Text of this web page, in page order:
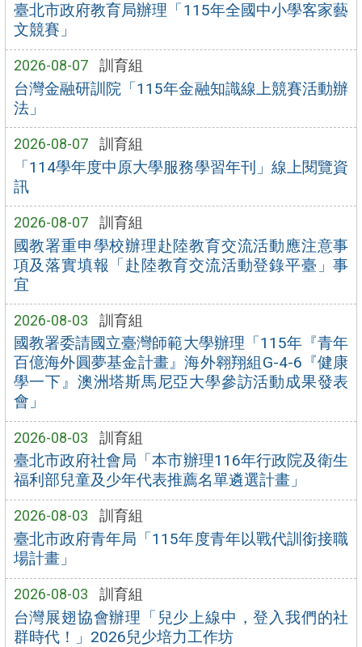
臺北市政府教育局辦理「115年全國中小學客家藝
文競賽」
2026-08-07 訓育組
台灣金融研訓院「115年金融知識線上競賽活動辦
法」
2026-08-07 訓育組
「114學年度中原大學服務學習年刊」線上閱覽資
訊
2026-08-07 訓育組
國教署重申學校辦理赴陸教育交流活動應注意事
項及落實填報「赴陸教育交流活動登錄平臺」事
宜
2026-08-03 訓育組
國教署委請國立臺灣師範大學辦理「115年『青年
百億海外圓夢基金計畫』海外翱翔組G-4-6『健康
學一下』澳洲塔斯馬尼亞大學參訪活動成果發表
會」
2026-08-03 訓育組
臺北市政府社會局「本市辦理116年行政院及衛生
福利部兒童及少年代表推薦名單遴選計畫」
2026-08-03 訓育組
臺北市政府青年局「115年度青年以戰代訓銜接職
場計畫」
2026-08-03 訓育組
台灣展翅協會辦理「兒少上線中，登入我們的社
群時代！」2026兒少培力工作坊